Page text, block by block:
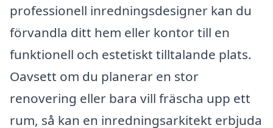
professionell inredningsdesigner kan du
förvandla ditt hem eller kontor till en
funktionell och estetiskt tilltalande plats.
Oavsett om du planerar en stor
renovering eller bara vill fräscha upp ett
rum, så kan en inredningsarkitekt erbjuda